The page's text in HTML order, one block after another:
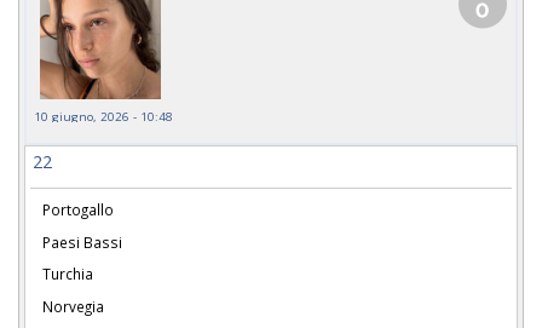
10 giugno, 2026 - 10:48
22
Portogallo
Paesi Bassi
Turchia
Norvegia